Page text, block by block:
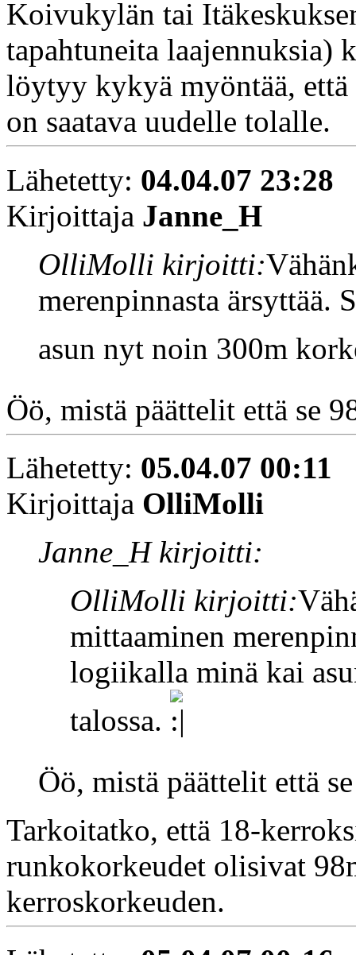
Koivukylän tai
tapahtuneita laajennuksia)
löytyy kykyä myöntää,
on saatava uudelle tolalle.
Lähetetty: 04.04.07 23:28
Kirjoittaja Janne_H
OlliMolli kirjoitti:
merenpinnasta ärsyttää.
asun nyt noin 300m
Öö, mistä päättelit että se
Lähetetty: 05.04.07 00:11
Kirjoittaja OlliMolli
Janne_H kirjoitti:
OlliMolli kirjoitti:
mittaaminen
logiikalla minä kai
talossa.
Öö, mistä päättelit että
Tarkoitatko, että 18-
runkokorkeudet olisivat
kerroskorkeuden.